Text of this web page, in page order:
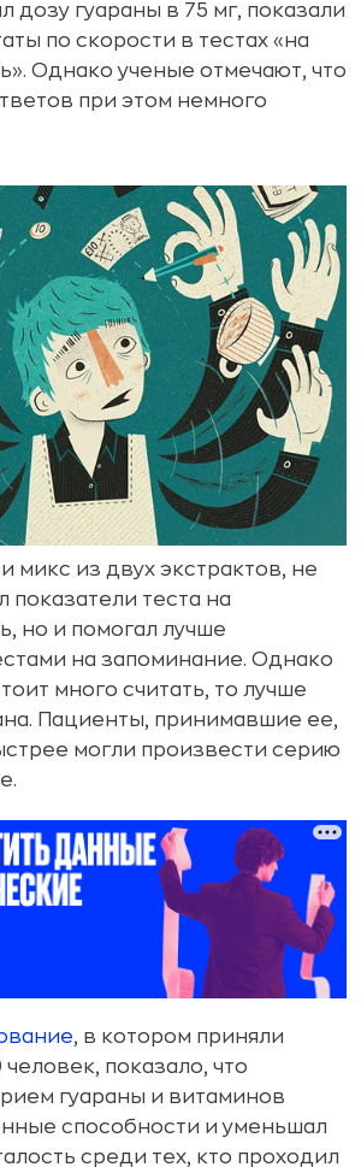
дозу гуараны в 75 мг, показали
по скорости в тестах «на
Однако ученые отмечают, что
при этом немного
микс из двух экстрактов, не
показатели теста на
но и помогал лучше
на запоминание. Однако
много считать, то лучше
Пациенты, принимавшие ее,
могли произвести серию
, в котором приняли
человек, показало, что
гуараны и витаминов
способности и уменьшал
среди тех, кто проходил